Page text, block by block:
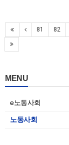
81 82
MENU
e노동사회
노동사회